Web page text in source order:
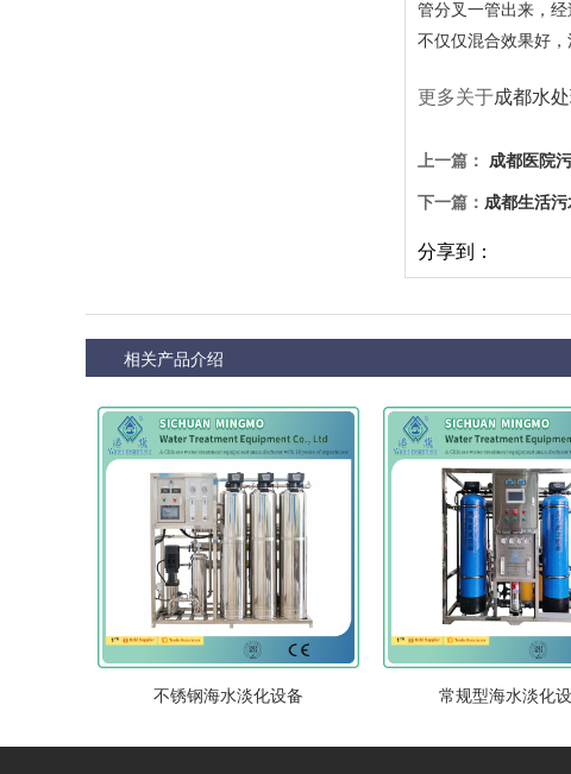
管分叉一管出来，
不仅仅混合效果好
更多关于成都水
上一篇： 成都医院
下一篇： 成都生活
分享到：
相关产品介绍
不锈钢海水淡化设备 常规型海水淡化